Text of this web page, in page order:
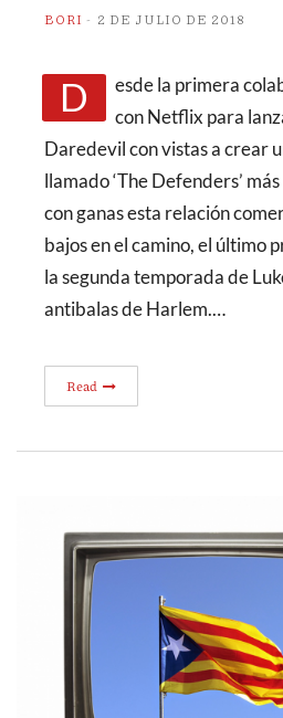
BORI 2 DE JULIO DE 2018
Desde la primera colaboración de Marvel
con Netflix para
Daredevil con vistas a crear
llamado ‘The Defenders’
con ganas esta relación
bajos en el camino, el último
la segunda temporada de
antibalas de Harlem.…
Read